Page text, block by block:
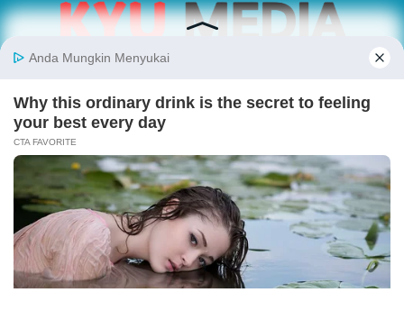
Kabarbaru.co menyajikan berita aktual dan
inspiratif dari sudut pandang berbaik sangka
Follow Kabarbaru